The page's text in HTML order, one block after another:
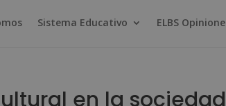
Sistema Educativo ELBS
en la sociedad